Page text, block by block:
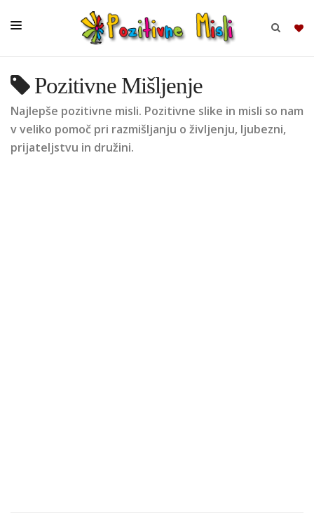
SKUPINE
MISLI
Pozitivne Mišljenje
Najlepše pozitivne misli. Pozitivne slike in misli so nam
v veliko pomoč pri razmišljanju o življenju, ljubezni,
prijateljstvu in družini.